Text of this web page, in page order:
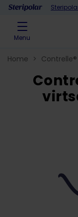
Skip to content
Menu
Home >